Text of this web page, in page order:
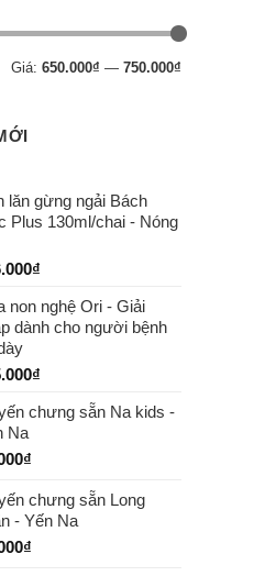
Giá: 650.000₫ — 750.000₫
lăn gừng ngải Bách
Plus 130ml/chai - Nóng
₫
non nghệ Ori - Giải
dành cho người bệnh
₫
chưng sẵn Na kids -
Na
₫
chưng sẵn Long
- Yến Na
₫